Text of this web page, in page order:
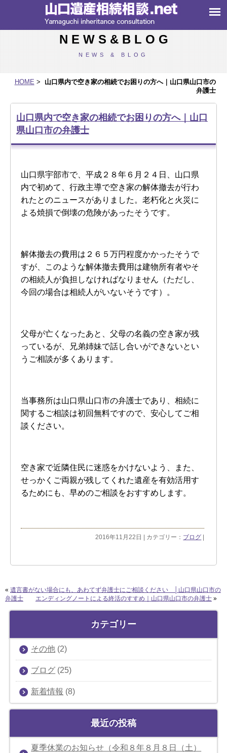
山口県内で空き家の相続でお困りの方へ｜山口県山口市の弁護士 | 山口県の生前
贈与・遺言・遺産相続に関するご相談は、弁護士法人牛見総合法律事務所
N E W S & B L O G
NEWS & BLOG
HOME > 山口県内で空き家の相続でお困りの方へ｜山口県山口市の
弁護士
山口県内で空き家の相続でお困りの方へ｜山口
県山口市の弁護士
山口県宇部市で、平成２８年６月２４日、山口県
内で初めて、行政主導で空き家の解体撤去が行わ
れたとのニュースがありました。老朽化と火災に
よる焼損で倒壊の危険があったそうです。
解体撤去の費用は２６５万円程度かかったそうで
すが、このような解体撤去費用は建物所有者やそ
の相続人が負担しなければなりません（ただし、
今回の場合は相続人がいないそうです）。
父母が亡くなったあと、父母の名義の空き家が残
っているが、兄弟姉妹で話し合いができないとい
うご相談が多くあります。
当事務所は山口県山口市の弁護士であり、相続に
関するご相談は初回無料ですので、安心してご相
談ください。
空き家で近隣住民に迷惑をかけないよう、また、
せっかくご両親が残してくれた遺産を有効活用す
るためにも、早めのご相談をおすすめします。
2016年11月22日 | カテゴリー： ブログ
« 遺言書がない場合にも、あわてず弁護士にご相談ください │山口県山口市の
弁護士
エンディングノートによる終活のすすめ｜山口県山口市の弁護士 »
カテゴリー
その他 (2)
ブログ (25)
新着情報 (8)
最近の投稿
夏季休業のお知らせ（令和８年８月８日（土）